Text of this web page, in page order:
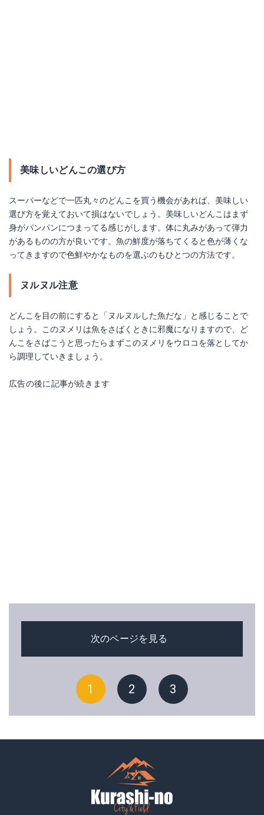
美味しいどんこの選び方
スーパーなどで一匹丸々のどんこを買う機会があれば、美味しい
選び方を覚えておいて損はないでしょう。美味しいどんこはまず
身がパンパンにつまってる感じがします。体に丸みがあって弾力
があるものの方が良いです。魚の鮮度が落ちてくると色が薄くな
ってきますので色鮮やかなものを選ぶのもひとつの方法です。
ヌルヌル注意
どんこを目の前にすると「ヌルヌルした魚だな」と感じることで
しょう。このヌメリは魚をさばくときに邪魔になりますので、ど
んこをさばこうと思ったらまずこのヌメリをウロコを落としてか
ら調理していきましょう。
広告の後に記事が続きます
次のページを見る
1 2 3